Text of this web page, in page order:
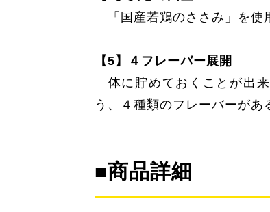
「国産若鶏のささみ」を使
【5】４フレーバー展開
体に貯めておくことが出
う、４種類のフレーバーがあ
■商品詳細